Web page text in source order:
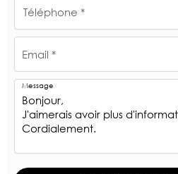
Téléphone *
Email *
Message